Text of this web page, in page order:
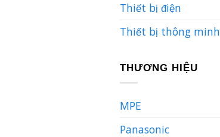
Thiết bị điện
Thiết bị thông minh
THƯƠNG HIỆU
MPE
Panasonic